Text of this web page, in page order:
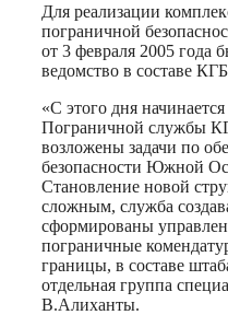
Для реализации
пограничной
от 3 февраля 2005 года
ведомство в составе
«С этого дня
Пограничной службы
возложены задачи по
безопасности Южной
Становление новой
сложным, служба
сформированы
пограничные
границы, в составе
отдельная группа
В.Алиханты.